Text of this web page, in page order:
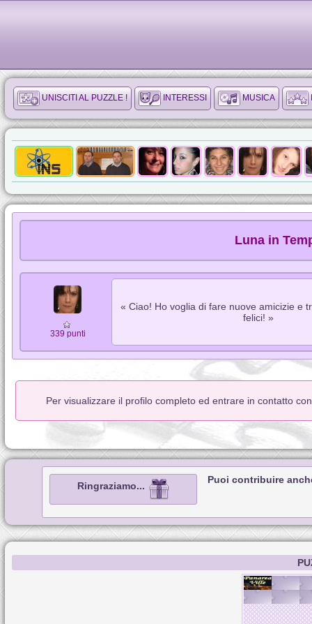
UNISCITI AL PUZZLE ! INTERESSI MUSICA
Luna in
339 punti
« Ciao! Ho voglia di fare nuove amicizie e
felici! »
Per visualizzare il profilo completo ed entrare in contatto
Ringraziamo...
Puoi contribuire